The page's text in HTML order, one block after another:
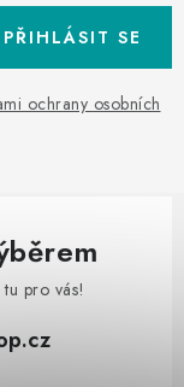
ochrany osobních
PŘIHLÁSIT SE
pro vás!